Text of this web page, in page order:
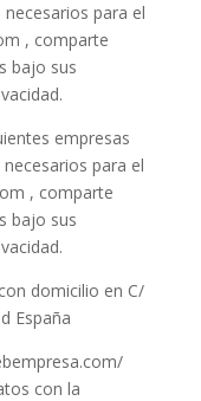
para el
, comparte
bajo sus
empresas
para el
, comparte
bajo sus
domicilio en C/
España
con la